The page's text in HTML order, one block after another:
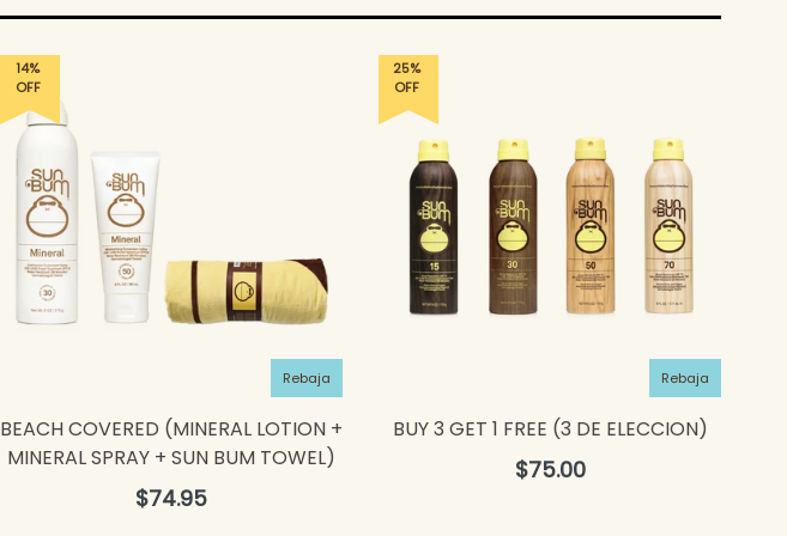
14%
OFF
Rebaja
BEACH COVERED (MINERAL LOTION +
MINERAL SPRAY + SUN BUM TOWEL)
Precio
$74.95
25%
OFF
Rebaja
BUY 3 GET 1 FREE (3 DE ELECCION)
Precio
$75.00